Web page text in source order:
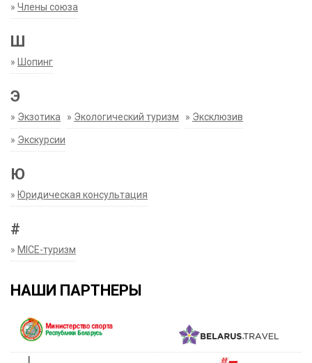
» Члены союза
Ш
» Шопинг
Э
» Экзотика » Экологический туризм » Эксклюзив
» Экскурсии
Ю
» Юридическая консультация
#
» MICE-туризм
НАШИ ПАРТНЕРЫ